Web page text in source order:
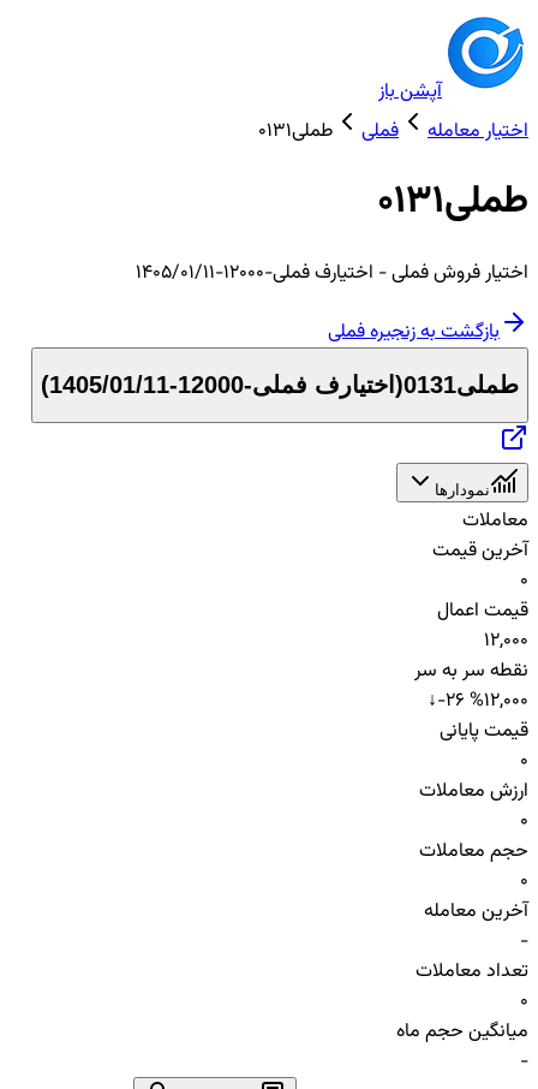
آپشن باز
اختیار معامله
فملی طملی0131
طملی0131
اختیارفروشفملی- اختیارف فملی-12000-1405/01/11
بازگشت به زنجیرهفملی
طملی0131 ( اختیارف فملی-12000-1405/01/11 )
نمودارها
معاملات
آخرین قیمت
0
قیمت اعمال
12,000
نقطه سر به سر
12,000
↓-26 %
قیمت پایانی
0
ارزش معاملات
0
حجم معاملات
0
آخرین معامله
-
تعداد معاملات
0
میانگین حجم ماه
-